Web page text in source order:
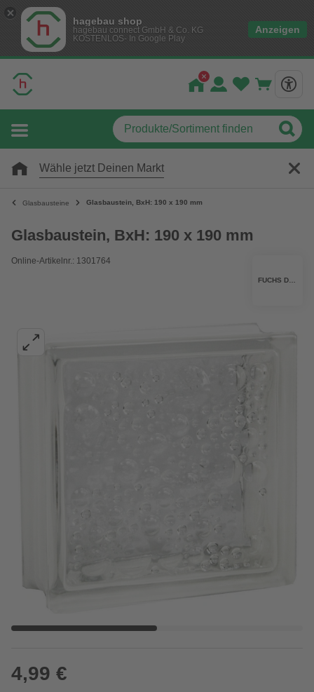
hagebau shop
hagebau connect GmbH & Co. KG
KOSTENLOS- In Google Play
Anzeigen
Wähle jetzt Deinen Markt
Glasbausteine Glasbaustein, BxH: 190 x 190 mm
Glasbaustein, BxH: 190 x 190 mm
Online-Artikelnr.: 1301764
4,99 €